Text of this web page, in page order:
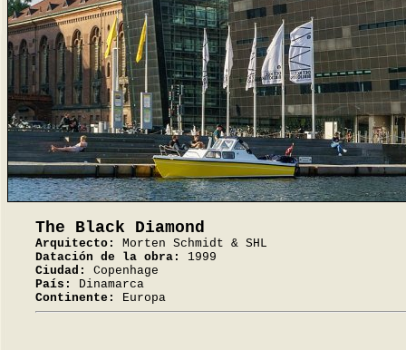
The Black Diamond
Arquitecto:
Morten Schmidt & SHL
Datación de la obra:
1999
Ciudad:
Copenhage
País:
Dinamarca
Continente:
Europa